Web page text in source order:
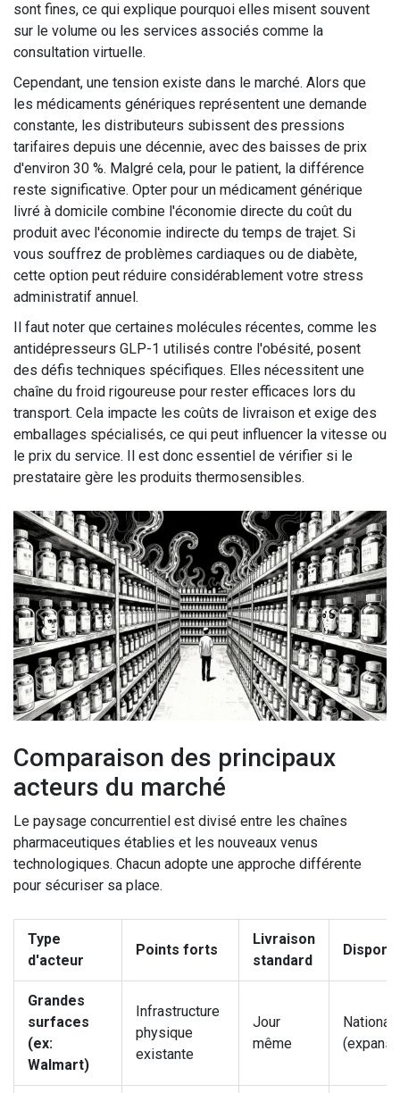
sont fines, ce qui explique pourquoi elles misent souvent
sur le volume ou les services associés comme la
consultation virtuelle.
Cependant, une tension existe dans le marché. Alors que
les médicaments génériques représentent une demande
constante, les distributeurs subissent des pressions
tarifaires depuis une décennie, avec des baisses de prix
d'environ 30 %. Malgré cela, pour le patient, la différence
reste significative. Opter pour un médicament générique
livré à domicile combine l'économie directe du coût du
produit avec l'économie indirecte du temps de trajet. Si
vous souffrez de problèmes cardiaques ou de diabète,
cette option peut réduire considérablement votre stress
administratif annuel.
Il faut noter que certaines molécules récentes, comme les
antidépresseurs GLP-1 utilisés contre l'obésité, posent
des défis techniques spécifiques. Elles nécessitent une
chaîne du froid rigoureuse pour rester efficaces lors du
transport. Cela impacte les coûts de livraison et exige des
emballages spécialisés, ce qui peut influencer la vitesse ou
le prix du service. Il est donc essentiel de vérifier si le
prestataire gère les produits thermosensibles.
Comparaison des principaux
acteurs du marché
Le paysage concurrentiel est divisé entre les chaînes
pharmaceutiques établies et les nouveaux venus
technologiques. Chacun adopte une approche différente
pour sécuriser sa place.
Type
d'acteur
Points forts
Livraison
standard
Grandes
surfaces
(ex:
Walmart)
Infrastructure
physique
existante
Jour
même